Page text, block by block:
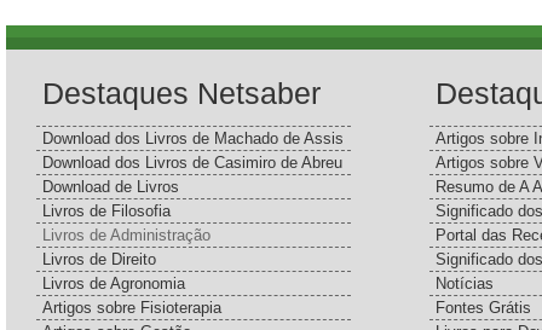
Destaques Netsaber
Download dos Livros de Machado de Assis
Download dos Livros de Casimiro de Abreu
Download de Livros
Livros de Filosofia
Livros de Administração
Livros de Direito
Livros de Agronomia
Artigos sobre Fisioterapia
Artigos sobre
Artigos sobre
Resumo de A
Significado
Portal das
Significado
Notícias
Fontes Grátis